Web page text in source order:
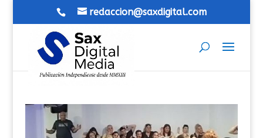
redaccion@saxdigital.com